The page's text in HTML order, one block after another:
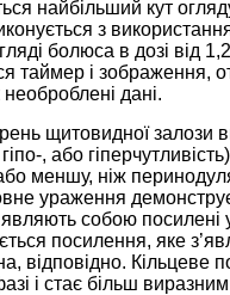
найбільший кут
з
болюса в дозі від
таймер і зображення,
дані.
щитовидної залози
, або
меншу, ніж
ураження
собою посилені
посилення, яке
відповідно. Кільцеве
і стає більш виразним